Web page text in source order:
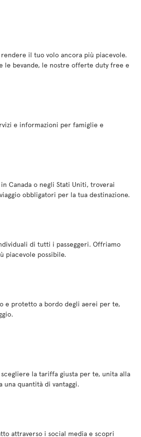
il tuo volo ancora più piacevole.
le bevande, le nostre offerte duty free e
e informazioni per famiglie e
Canada o negli Stati Uniti, troverai
obbligatori per la tua destinazione.
di tutti i passeggeri. Offriamo
piacevole possibile.
e protetto a bordo degli aerei per te,
la tariffa giusta per te, unita alla
quantità di vantaggi.
attraverso i social media e scopri